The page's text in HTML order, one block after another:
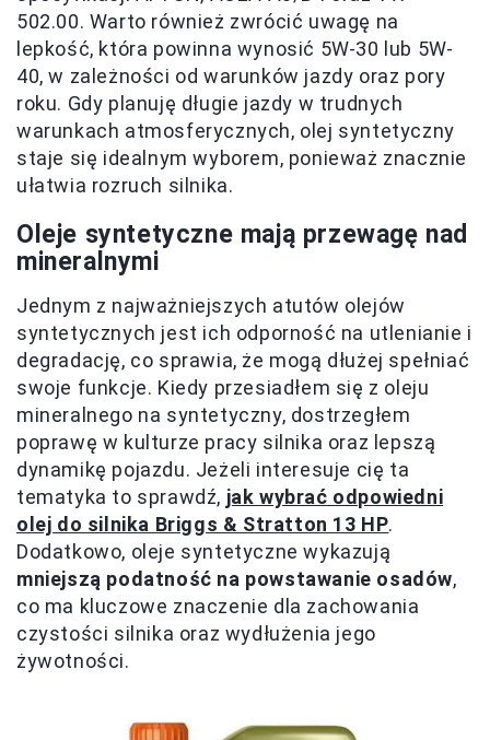
502.00. Warto również zwrócić uwagę na
lepkość, która powinna wynosić 5W-30 lub 5W-
40, w zależności od warunków jazdy oraz pory
roku. Gdy planuję długie jazdy w trudnych
warunkach atmosferycznych, olej syntetyczny
staje się idealnym wyborem, ponieważ znacznie
ułatwia rozruch silnika.
Oleje syntetyczne mają przewagę nad
mineralnymi
Jednym z najważniejszych atutów olejów
syntetycznych jest ich odporność na utlenianie i
degradację, co sprawia, że mogą dłużej spełniać
swoje funkcje. Kiedy przesiadłem się z oleju
mineralnego na syntetyczny, dostrzegłem
poprawę w kulturze pracy silnika oraz lepszą
dynamikę pojazdu. Jeżeli interesuje cię ta
tematyka to sprawdź, jak wybrać odpowiedni
olej do silnika Briggs & Stratton 13 HP.
Dodatkowo, oleje syntetyczne wykazują
mniejszą podatność na powstawanie osadów,
co ma kluczowe znaczenie dla zachowania
czystości silnika oraz wydłużenia jego
żywotności.